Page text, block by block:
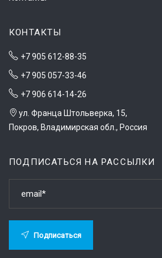
КОНТАКТЫ
+7 905 612-88-35
+7 905 057-33-46
+7 906 614-14-26
ул. Франца Штольверка, 15,
Покров, Владимирская обл., Россия
ПОДПИСАТЬСЯ НА РАССЫЛКИ
Подписаться